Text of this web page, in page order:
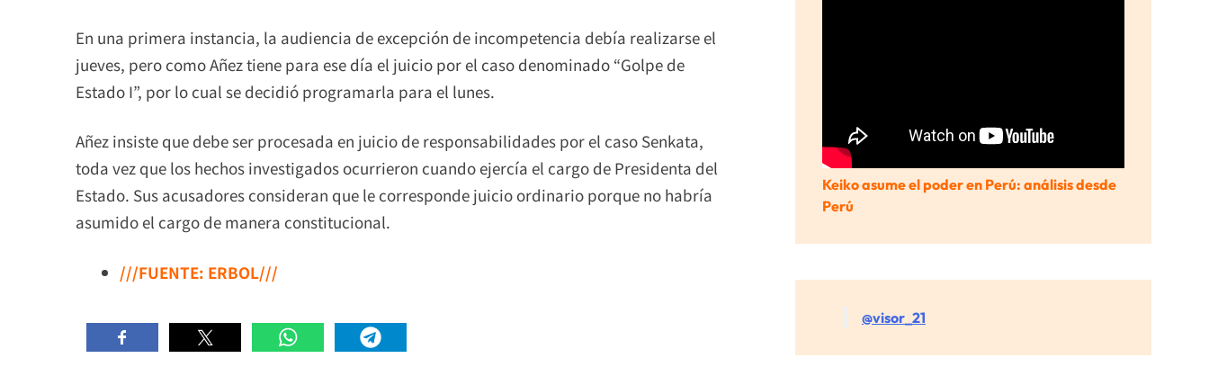
En una primera instancia, la audiencia de excepción de incompetencia debía realizarse el
jueves, pero como Añez tiene para ese día el juicio por el caso denominado “Golpe de
Estado I”, por lo cual se decidió programarla para el lunes.
Añez insiste que debe ser procesada en juicio de responsabilidades por el caso Senkata,
toda vez que los hechos investigados ocurrieron cuando ejercía el cargo de Presidenta del
Estado. Sus acusadores consideran que le corresponde juicio ordinario porque no habría
asumido el cargo de manera constitucional.
///FUENTE: ERBOL///
Keiko asume el poder en Perú: análisis desde
Perú
@visor_21